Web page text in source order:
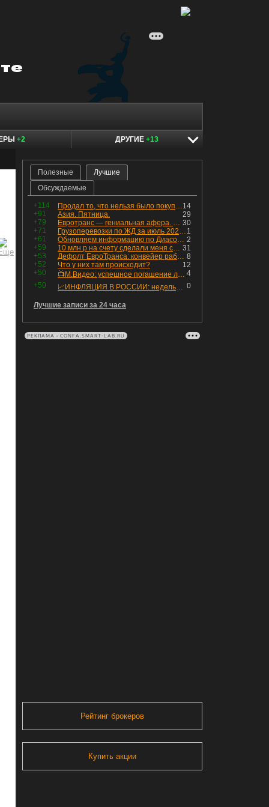
+2 ДРУГИЕ +13
Полезные
Лучшие
Обсуждаемые
+114 14
Продал то, что нельзя было покупать. Изменения в портфеле
+91
29
Азия. Пятница.
+79
30
Евротранс — гениальная афера. Собрал с инвесторов денег, выплатил дивидендов больше текущей капитализации и ушёл в дефолт
+71
1
Грузоперевозки по ЖД за июль 2026 г. — четвёртый месяц подряд роста, чёрные металлы на уровне прошлого года, а каменный уголь в плюсе.
+61
2
Обновляем информацию по Диасофту: дивиденды и выкуп
+59
31
10 млн р на счету сделали меня счастливым? Ожидание vs Реальность!
+53
8
Дефолт ЕвроТранса: конвейер работает исправно
+52
12
Что у них там происходит?
+50
4
📺М.Видео: успешное погашение любимого флоатера
+50
0
📈ИНФЛЯЦИЯ В РОССИИ: недельная дефляция, но в годовом выражении рост 😢
Лучшие записи за 24 часа
РЕКЛАМА • CONFA.SMART-LAB.RU
Рейтинг брокеров
Купить акции